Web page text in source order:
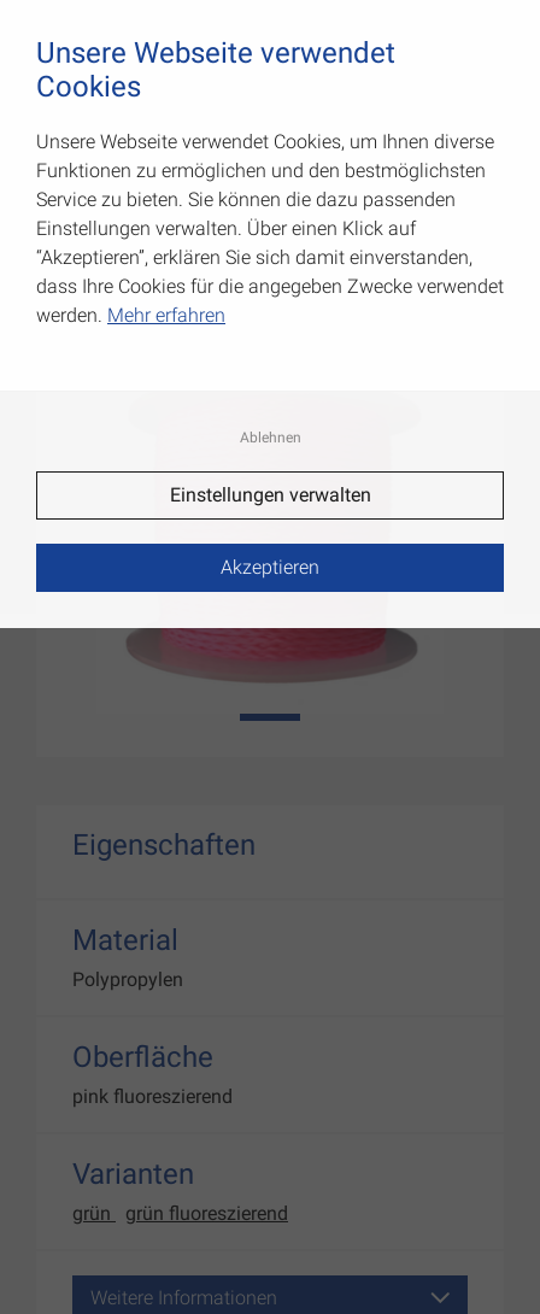
PP-Maurerschnur
Art.-Nr.: 008002020PIF
1
Eigenschaften
Material
Polypropylen
Oberfläche
pink fluoreszierend
Varianten
grün grün fluoreszierend
Weitere Informationen
Unsere Webseite verwendet
Cookies
Unsere Webseite verwendet Cookies, um Ihnen diverse
Funktionen zu ermöglichen und den bestmöglichsten
Service zu bieten. Sie können die dazu passenden
Einstellungen verwalten. Über einen Klick auf
“Akzeptieren”, erklären Sie sich damit einverstanden,
dass Ihre Cookies für die angegeben Zwecke verwendet
werden. Mehr erfahren
Ablehnen
Einstellungen verwalten
Akzeptieren